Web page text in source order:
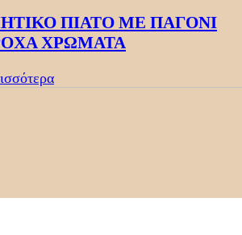
ΠΙΑΤΟ ΜΕ ΠΑΓΟΝΙ
ΧΡΩΜΑΤΑ